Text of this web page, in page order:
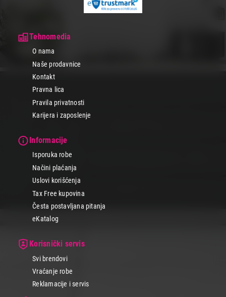
Tehnomedia
O nama
Naše prodavnice
Kontakt
Pravna lica
Pravila privatnosti
Karijera i zaposlenje
Informacije
Isporuka robe
Načini plaćanja
Uslovi korišćenja
Tax Free kupovina
Česta postavljana pitanja
eKatalog
Korisnički servis
Svi brendovi
Vraćanje robe
Reklamacije i servis